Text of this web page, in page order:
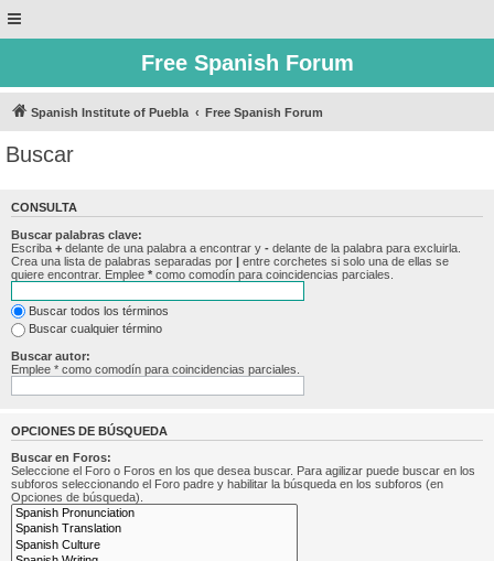
Free Spanish Forum
Spanish Institute of Puebla Free Spanish Forum
Buscar
CONSULTA
Buscar palabras clave:
Escriba + delante de una palabra a encontrar y - delante de la palabra para excluirla.
Crea una lista de palabras separadas por | entre corchetes si solo una de ellas se
quiere encontrar. Emplee * como comodín para coincidencias parciales.
Buscar todos los términos
Buscar cualquier término
Buscar autor:
Emplee * como comodín para coincidencias parciales.
OPCIONES DE BÚSQUEDA
Buscar en Foros:
Seleccione el Foro o Foros en los que desea buscar. Para agilizar puede buscar en los
subforos seleccionando el Foro padre y habilitar la búsqueda en los subforos (en
Opciones de búsqueda).